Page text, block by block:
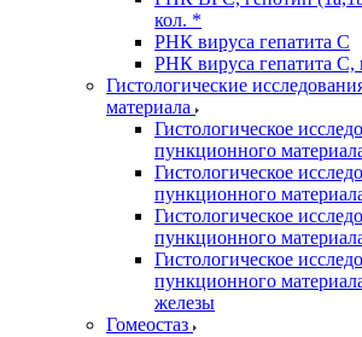
кол. *
РНК вируса гепатита C
РНК вируса гепатита C,
Гистологические
материала
Гистологическое
пункционного
Гистологическое
пункционного
Гистологическое
пункционного
Гистологическое
пункционного
железы
Гомеостаз